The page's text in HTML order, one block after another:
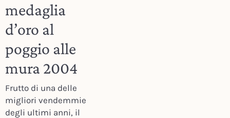
medaglia
d’oro al
poggio alle
mura 2004
Frutto di una delle
migliori vendemmie
degli ultimi anni, il